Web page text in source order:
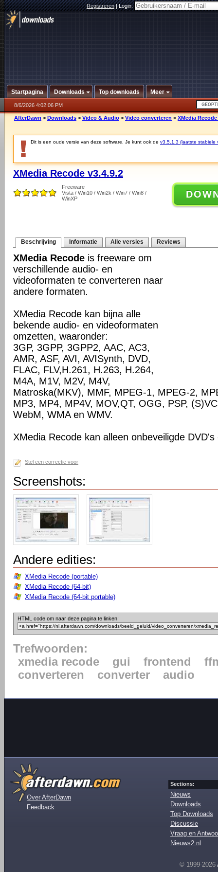
Registreren|Login:
Startpagina Downloads Top downloads Meer
8/6/2026 4:02:06 PM
AfterDawn > Downloads > Video & Audio > Video converteren > XMedia Recode
Dit is een oude versie van deze software. Je kunt ook de v3.5.1.3 (laatste stabiele
XMedia Recode v3.4.9.2
Freeware
Vista / Win10 / Win2k / Win7 / Win8 /
WinXP
Beschrijving Informatie Alle versies Reviews
XMedia Recode is freeware om
verschillende audio- en
videoformaten te converteren naar
andere formaten.
XMedia Recode kan bijna alle
bekende audio- en videoformaten
omzetten, waaronder:
3GP, 3GPP, 3GPP2, AAC, AC3,
AMR, ASF, AVI, AVISynth, DVD,
FLAC, FLV,H.261, H.263, H.264,
M4A, M1V, M2V, M4V,
Matroska(MKV), MMF, MPEG-1, MPEG-2,
MP3, MP4, MP4V, MOV,QT, OGG, PSP,
WebM, WMA en WMV.
XMedia Recode kan alleen onbeveiligde
Stel een correctie voor
Screenshots:
Andere edities:
XMedia Recode (portable)
XMedia Recode (64-bit)
XMedia Recode (64-bit portable)
HTML code om naar deze pagina te linken:
Trefwoorden:
xmedia recode
gui frontend
converteren
converter audio
Over AfterDawn
Feedback
Sections:
Nieuws
Downloads
Top Downloads
Discussie
Vraag en
Nieuws2.nl
© 1999-2026